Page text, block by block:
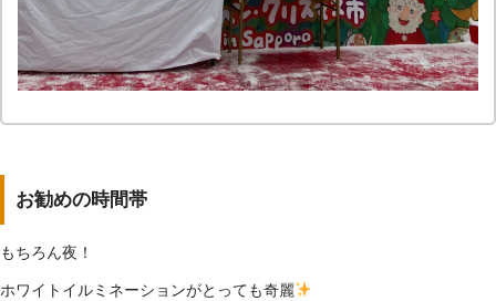
お勧めの時間帯
もちろん夜！
ホワイトイルミネーションがとっても奇麗